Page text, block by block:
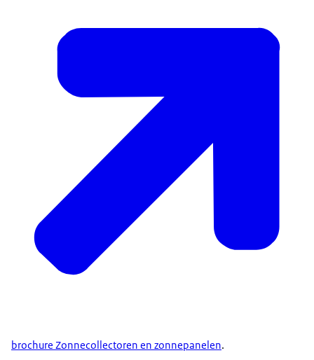
brochure Zonnecollectoren en zonnepanelen.